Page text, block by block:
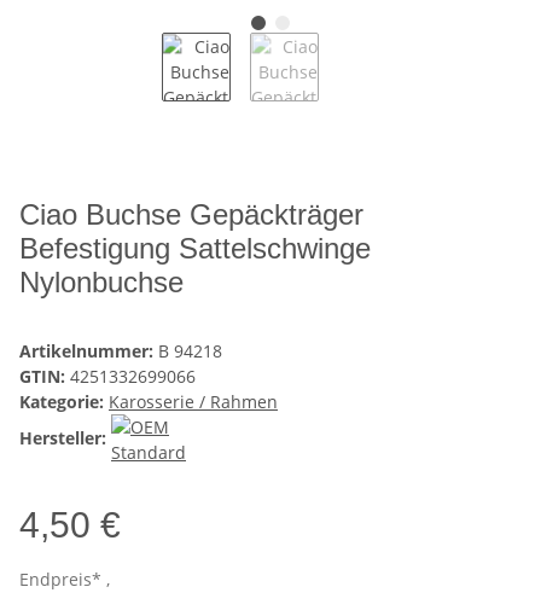
Ciao Buchse Gepäckträger
Befestigung Sattelschwinge
Nylonbuchse
Artikelnummer: B 94218
GTIN: 4251332699066
Kategorie: Karosserie / Rahmen
Hersteller:
4,50 €
Endpreis* ,